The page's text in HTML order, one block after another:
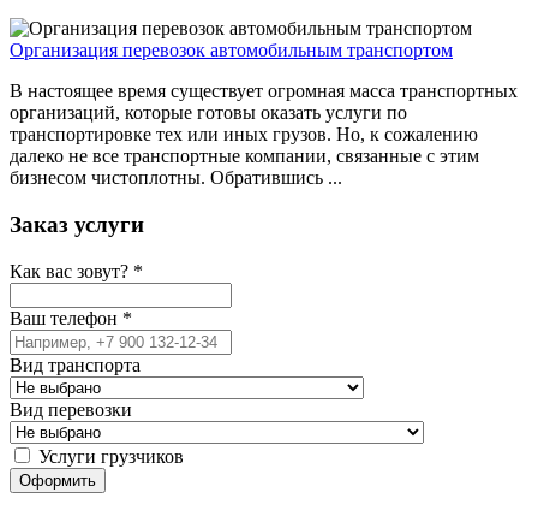
Организация перевозок автомобильным транспортом
В настоящее время существует огромная масса транспортных
организаций, которые готовы оказать услуги по
транспортировке тех или иных грузов. Но, к сожалению
далеко не все транспортные компании, связанные с этим
бизнесом чистоплотны. Обратившись ...
Заказ услуги
Как вас зовут? *
Ваш телефон *
Вид транспорта
Вид перевозки
Услуги грузчиков